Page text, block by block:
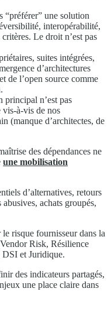
“préférer” une solution
interopérabilité,
Le droit n’est pas
suites intégrées,
d’architectures
de l’open source comme
principal n’est pas
à-vis de nos
(manque d’architectes, de
des dépendances ne
une mobilisation
d’alternatives, retours
achats groupés,
le risque fournisseur dans la
Risk, Résilience
DSI et Juridique.
des indicateurs partagés,
une place claire dans